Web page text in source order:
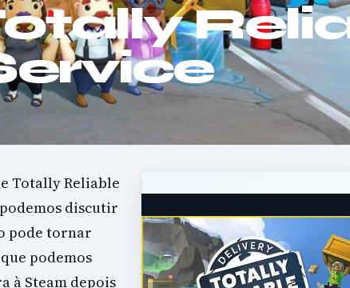
Totally Reliable
discutir
pode tornar
podemos
à Steam depois